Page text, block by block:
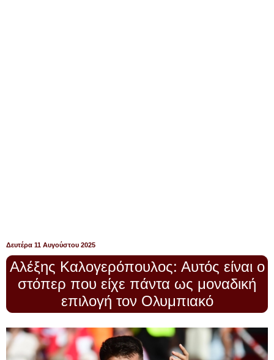
Δευτέρα 11 Αυγούστου 2025
Αλέξης Καλογερόπουλος: Αυτός είναι ο
στόπερ που είχε πάντα ως μοναδική
επιλογή τον Ολυμπιακό